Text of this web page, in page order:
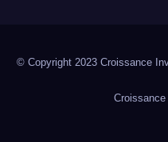
© Copyright 2023 Croissance